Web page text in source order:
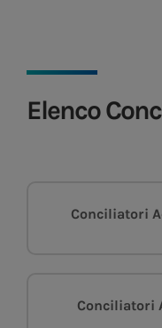
Elenco
Conciliatori
Conciliatori